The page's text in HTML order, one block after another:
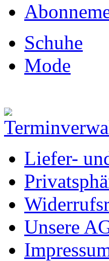
Schuhe
Mode
Liefer-
Unsere